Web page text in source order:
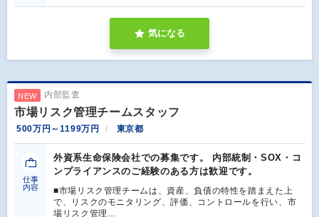
気になる
NEW 内部監査
市場リスク管理チームスタッフ
500万円～1199万円 東京都
仕事
内容
外資系生命保険会社での募集です。 内部統制・SOX・コ
ンプライアンスのご経験のある方は歓迎です。
■市場リスク管理チームは、資産、負債の特性を踏まえた上
で、リスクのモニタリング、評価、コントロールを行い、市
場リスク管理…